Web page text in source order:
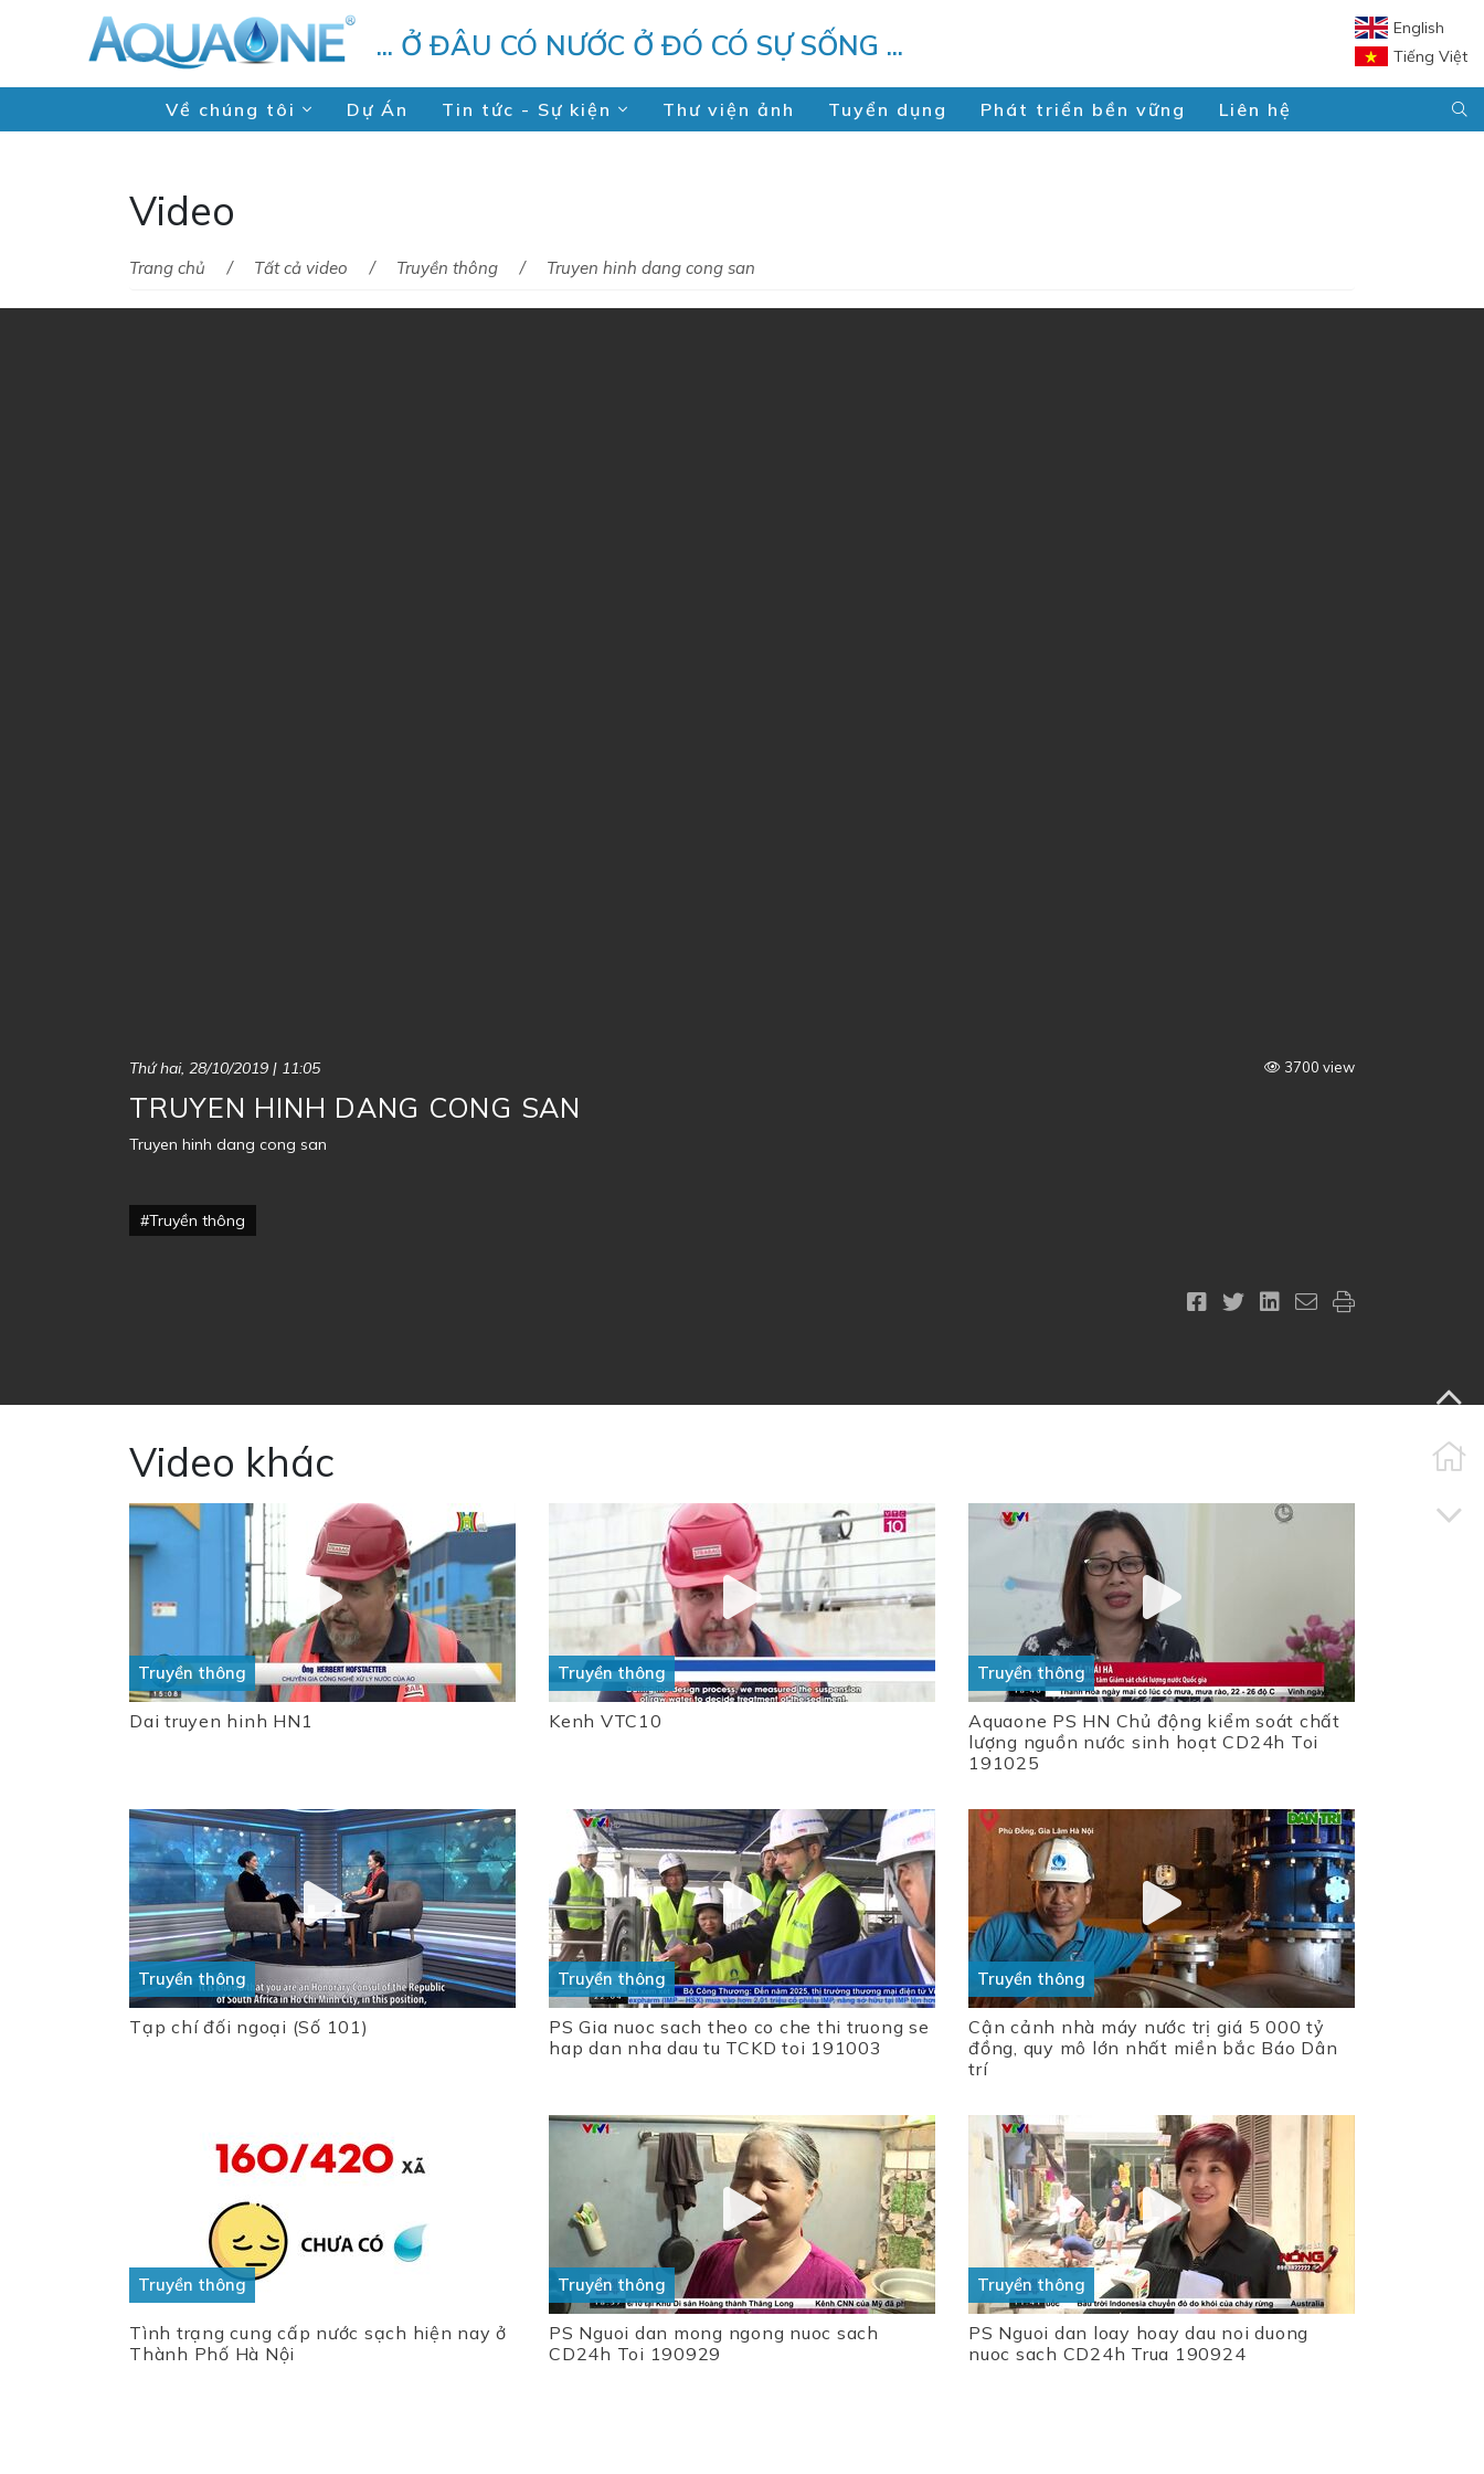
... Ở ĐÂU CÓ NƯỚC Ở ĐÓ CÓ SỰ SỐNG ...
English
Tiếng Việt
Về chúng tôi Dự Án Tin tức - Sự kiện Thư viện ảnh Tuyển dụng Phát triển bền vững Liên hệ
Video
Trang chủ Tất cả video Truyền thông Truyen hinh dang cong san
Thứ hai, 28/10/2019 | 11:05 3700 view
TRUYEN HINH DANG CONG SAN
Truyen hinh dang cong san
#Truyền thông
Video khác
Truyền thông
Dai truyen hinh HN1
Truyền thông
Kenh VTC10
Truyền thông
Aquaone PS HN Chủ động kiểm soát chất
lượng nguồn nước sinh hoạt CD24h Toi
191025
Truyền thông
Tạp chí đối ngoại (Số 101)
Truyền thông
PS Gia nuoc sach theo co che thi truong se
hap dan nha dau tu TCKD toi 191003
Truyền thông
Cận cảnh nhà máy nước trị giá 5 000 tỷ
đồng, quy mô lớn nhất miền bắc Báo Dân
trí
Truyền thông
Tình trạng cung cấp nước sạch hiện nay ở
Thành Phố Hà Nội
Truyền thông
PS Nguoi dan mong ngong nuoc sach
CD24h Toi 190929
Truyền thông
PS Nguoi dan loay hoay dau noi duong
nuoc sach CD24h Trua 190924